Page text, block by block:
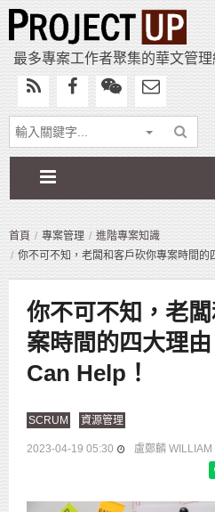
最多專案工作者聚集的華文管
首頁 專案管理
進階專案知識
你不可不知，老闆和客戶砍你專案時間的
你不可不知，老
案時間的四大理
Can Help！
SCRUM 資源管理
2023-04-19 05:30 盧鄭麟 WILLIAM